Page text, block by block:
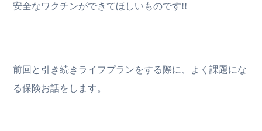
安全なワクチンができてほしいものです!!
前回と引き続きライフプランをする際に、よく課題にな
る保険お話をします。